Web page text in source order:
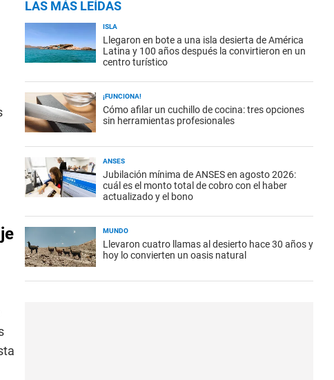
LAS MÁS LEÍDAS
ISLA
Llegaron en bote a una isla desierta de América
Latina y 100 años después la convirtieron en un
centro turístico
¡FUNCIONA!
Cómo afilar un cuchillo de cocina: tres opciones
sin herramientas profesionales
ANSES
Jubilación mínima de ANSES en agosto 2026:
cuál es el monto total de cobro con el haber
actualizado y el bono
MUNDO
Llevaron cuatro llamas al desierto hace 30 años y
hoy lo convierten un oasis natural